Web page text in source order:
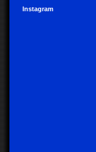
Instagram